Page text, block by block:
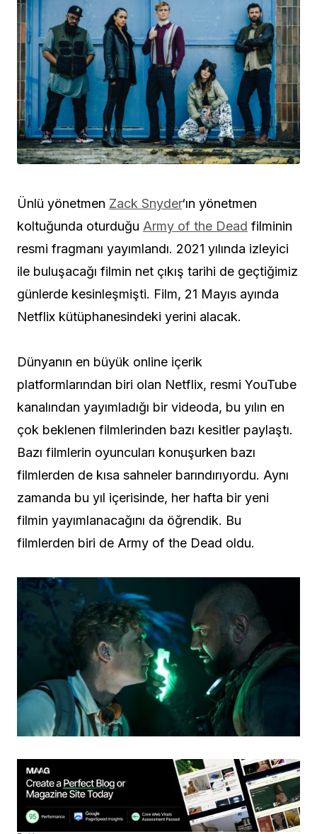
Ünlü yönetmen Zack Snyder‘ın yönetmen
koltuğunda oturduğu Army of the Dead filminin
resmi fragmanı yayımlandı. 2021 yılında izleyici
ile buluşacağı filmin net çıkış tarihi de geçtiğimiz
günlerde kesinleşmişti. Film, 21 Mayıs ayında
Netflix kütüphanesindeki yerini alacak.
Dünyanın en büyük online içerik
platformlarından biri olan Netflix, resmi YouTube
kanalından yayımladığı bir videoda, bu yılın en
çok beklenen filmlerinden bazı kesitler paylaştı.
Bazı filmlerin oyuncuları konuşurken bazı
filmlerden de kısa sahneler barındırıyordu. Aynı
zamanda bu yıl içerisinde, her hafta bir yeni
filmin yayımlanacağını da öğrendik. Bu
filmlerden biri de Army of the Dead oldu.